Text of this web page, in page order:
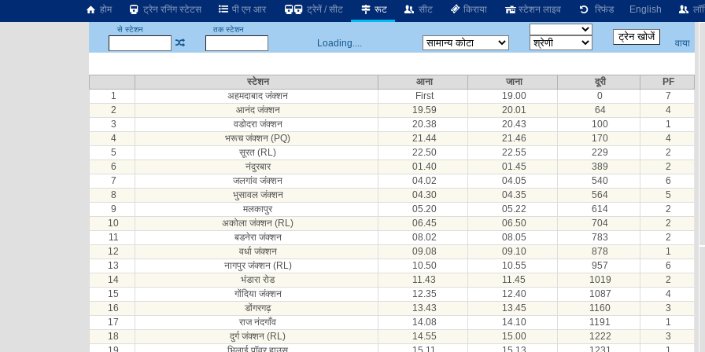
होम ट्रेन रनिंग स्टेटस पी एन आर ट्रेनें / सीट रूट सीट किराया स्टेशन लाइव रिफंड English
से स्टेशन तक स्टेशन
Loading.... वाया
स्टेशन आना जाना दूरी
PF
1
अहमदाबाद जंक्शन First 19.00 0
7
2
आनंद जंक्शन 19.59 20.01 64
4
3
वडोदरा जंक्शन 20.38 20.43 100
1
4
भरूच जंक्शन (PQ) 21.44 21.46 170
4
5
सूरत (RL) 22.50 22.55 229
2
6
नंदुरबार 01.40 01.45 389
2
7
जलगांव जंक्शन 04.02 04.05 540
6
8
भुसावल जंक्शन 04.30 04.35 564
5
9
मलकापुर 05.20 05.22 614
2
10
अकोला जंक्शन (RL) 06.45 06.50 704
2
11
बडनेरा जंक्शन 08.02 08.05 783
2
12
वर्धा जंक्शन 09.08 09.10 878
1
13
नागपुर जंक्शन (RL) 10.50 10.55 957
6
14
भंडारा रोड 11.43 11.45 1019
2
15
गोंदिया जंक्शन 12.35 12.40 1087
4
16
डोंगरगढ़ 13.43 13.45 1160
3
17
राज नंदगाँव 14.08 14.10 1191
1
18
दुर्ग जंक्शन (RL) 14.55 15.00 1222
3